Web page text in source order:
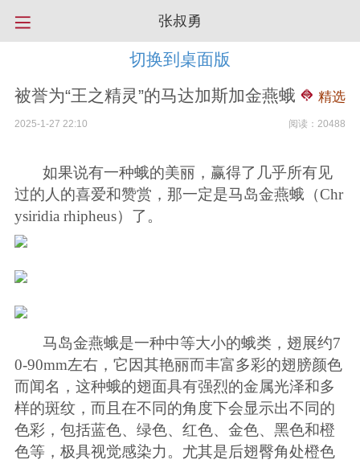
张叔勇
切换到桌面版
被誉为“王之精灵”的马达加斯加金燕蛾
精选
2025-1-27 22:10 阅读：20488
如果说有一种蛾的美丽，赢得了几乎所有见
过的人的喜爱和赞赏，那一定是马岛金燕蛾（Chr
ysiridia rhipheus）了。
马岛金燕蛾是一种中等大小的蛾类，翅展约7
0-90mm左右，它因其艳丽而丰富多彩的翅膀颜色
而闻名，这种蛾的翅面具有强烈的金属光泽和多
样的斑纹，而且在不同的角度下会显示出不同的
色彩，包括蓝色、绿色、红色、金色、黑色和橙
色等，极具视觉感染力。尤其是后翅臀角处橙色